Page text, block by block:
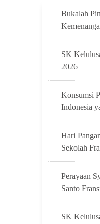
Bukalah
SK
2026
Konsumsi
Indonesia
Hari
Sekolah
Perayaan
Santo
SK